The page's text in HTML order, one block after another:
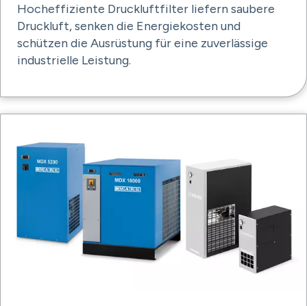
Hocheffiziente Druckluftfilter liefern saubere
Druckluft, senken die Energiekosten und
schützen die Ausrüstung für eine zuverlässige
industrielle Leistung.